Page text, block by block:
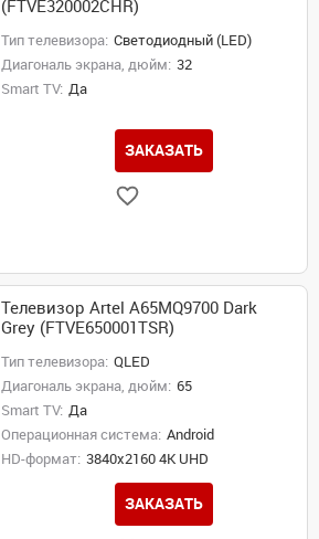
(FTVE320002CHR)
Тип телевизора: Светодиодный (LED)
Диагональ экрана, дюйм: 32
Smart TV: Да
ЗАКАЗАТЬ
Телевизор Artel A65MQ9700 Dark
Grey (FTVE650001TSR)
Тип телевизора: QLED
Диагональ экрана, дюйм: 65
Smart TV: Да
Операционная система: Android
HD-формат: 3840x2160 4K UHD
ЗАКАЗАТЬ